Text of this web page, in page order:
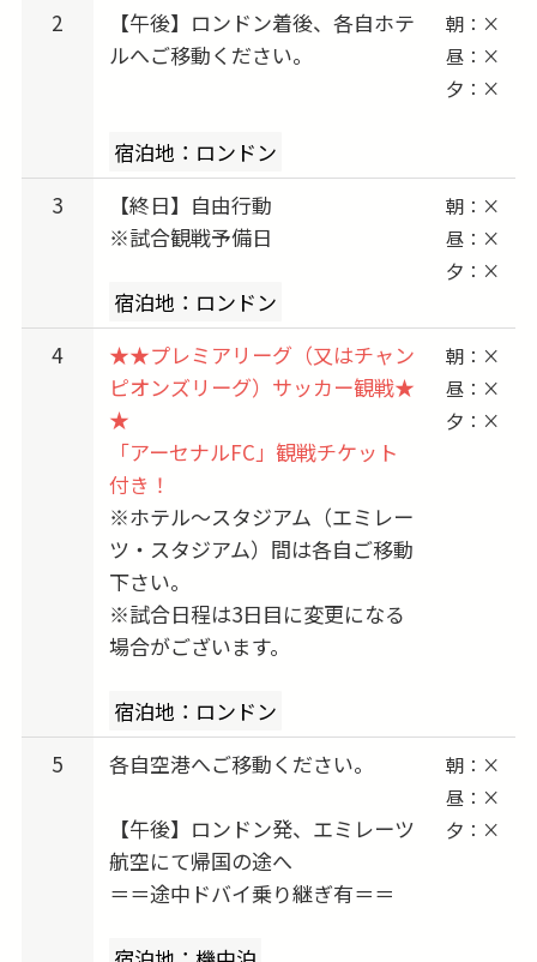
2026/10/22 (木) 出発 → 2026/10/24 (土) vs エヴ
ァートン
2026/11/05 (木) 出発 → 2026/11/07 (土) vs ハ
2026/11/26 (木) 出発 → 2026/11/28 (土) vs マン
チェスター・シティ
2025/11/30 (日) 出発 → 2026/12/12 (土) vs ボー
2026/12/17 (木) 出発 → 2026/12/19 (土) vs マン
チェスター・ユナイテッド
2026/12/31 (木) 出発 → 2027/01/02 (土) vs イプ
スウィッチ・タウン
2027/01/04 (月) 出発 → 2027/01/06 (水) vs ブレ
ントフォード
2027/01/21 (木) 出発 → 2027/01/23 (土) vs ニュ
ーカッスル
2027/02/04 (木) 出発 → 2027/02/06 (土) vs リバ
プール
2027/02/18 (木) 出発 → 2027/02/20 (土) vs フラ
2027/02/28 (日) 出発 → 2027/03/03 (水) vs クリ
スタル・パレス
2027/03/18 (木) 出発 → 2027/03/20 (土) vs サン
ダーランド
2027/04/15 (木) 出発 → 2027/04/17 (土) vs アス
2027/04/29 (木) 出発 → 2027/05/01 (土) vs トッ
2
【午後】ロンドン着後、各自ホテ
ルへご移動ください。
宿泊地：ロンドン
朝：×
昼：×
夕：×
3
【終日】自由行動
※試合観戦予備日
宿泊地：ロンドン
朝：×
昼：×
夕：×
4
★★プレミアリーグ（又はチャン
ピオンズリーグ）サッカー観戦★
★
「アーセナルFC」観戦チケット
付き！
※ホテル〜スタジアム（エミレー
ツ・スタジアム）間は各自ご移動
下さい。
※試合日程は3日目に変更になる
場合がございます。
宿泊地：ロンドン
朝：×
昼：×
夕：×
5 各自空港へご移動ください。
【午後】ロンドン発、エミレーツ
航空にて帰国の途へ
＝＝途中ドバイ乗り継ぎ有＝＝
朝：×
昼：×
夕：×